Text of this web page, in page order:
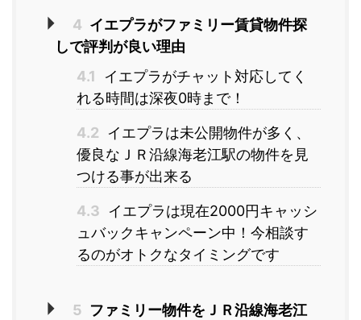
4 イエプラがファミリー賃貸物件探
しで評判が良い理由
4.1
イエプラがチャット対応してく
れる時間は深夜0時まで！
4.2
イエプラは未公開物件が多く、
優良なＪＲ沿線海老江駅の物件を見
つける事が出来る
4.3
イエプラは現在2000円キャッシ
ュバックキャンペーン中！今相談す
るのがオトクなタイミングです
5 ファミリー物件をＪＲ沿線海老江